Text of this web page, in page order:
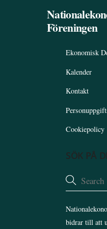
Föreningen
Ekonomisk
Kalender
Kontakt
Cookiepolicy
SÖK PÅ
bidrar till att